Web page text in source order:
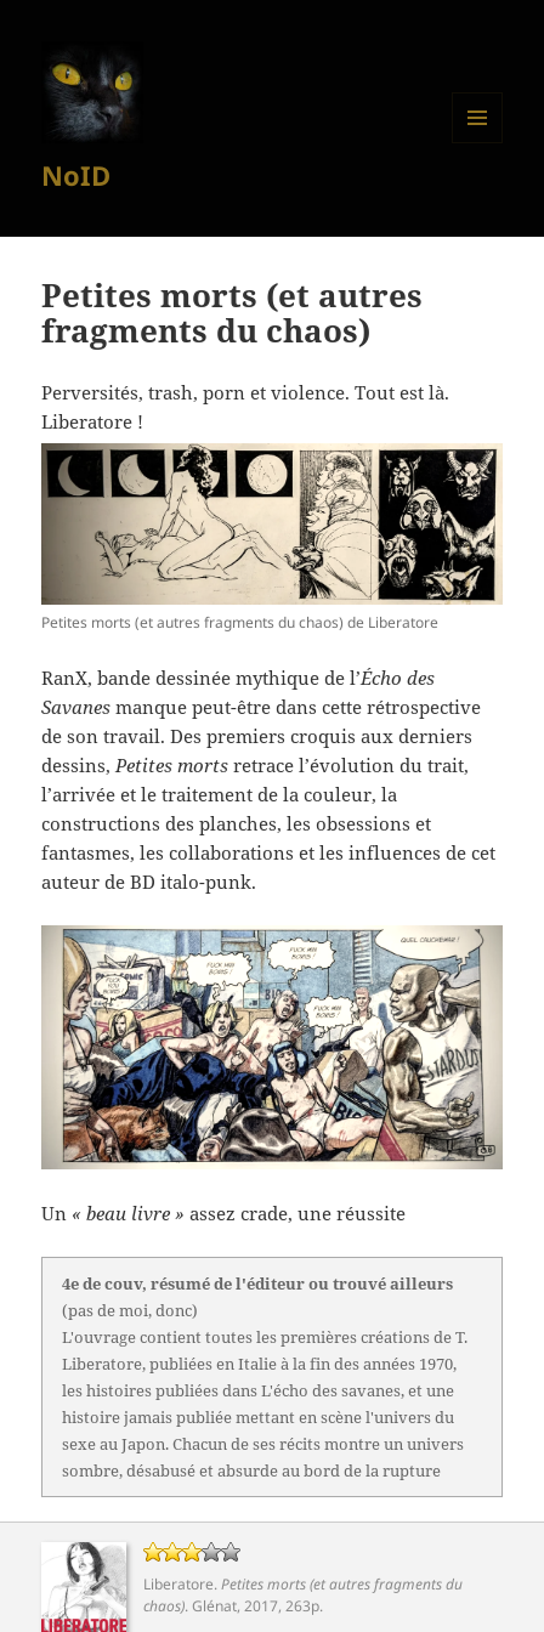
NoID
Petites morts (et autres
fragments du chaos)
Perversités, trash, porn et violence. Tout est là.
Liberatore !
Petites morts (et autres fragments du chaos) de Liberatore
RanX, bande dessinée mythique de l’Écho des
Savanes manque peut-être dans cette rétrospective
de son travail. Des premiers croquis aux derniers
dessins,Petites morts retrace l’évolution du trait,
l’arrivée et le traitement de la couleur, la
constructions des planches, les obsessions et
fantasmes, les collaborations et les influences de cet
auteur de BD italo-punk.
Un « beau livre » assez crade, une réussite
4e de couv, résumé de l'éditeur ou trouvé ailleurs
(pas de moi, donc)
L'ouvrage contient toutes les premières créations de T.
Liberatore, publiées en Italie à la fin des années 1970,
les histoires publiées dans L'écho des savanes, et une
histoire jamais publiée mettant en scène l'univers du
sexe au Japon. Chacun de ses récits montre un univers
sombre, désabusé et absurde au bord de la rupture
Liberatore.Petites morts (et autres fragments du
chaos).Glénat, 2017, 263p.